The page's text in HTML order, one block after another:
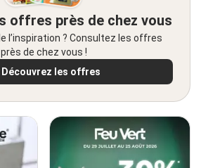
offres près de chez vous
l’inspiration ? Consultez les offres
près de chez vous !
Découvrez les offres